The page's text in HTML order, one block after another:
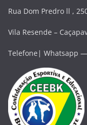
Rua Dom Predro ll ,
Vila Resende –
Telefone| Whatsapp —